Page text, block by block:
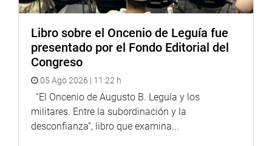
Libro sobre el Oncenio de Leguía fue
presentado por el Fondo Editorial del
Congreso
05 Ago 2026 | 11:22 h
“El Oncenio de Augusto B. Leguía y los
militares. Entre la subordinación y la
desconfianza”, libro que examina...